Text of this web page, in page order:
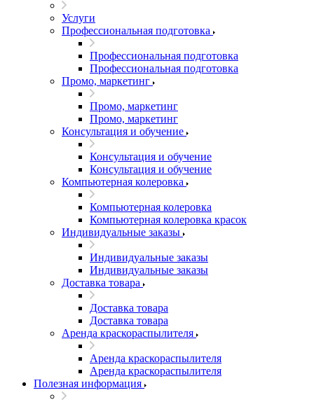
Услуги
Профессиональная подготовка
Профессиональная подготовка
Профессиональная подготовка
Промо, маркетинг
Промо, маркетинг
Промо, маркетинг
Консультация и обучение
Консультация и обучение
Консультация и обучение
Компьютерная колеровка
Компьютерная колеровка
Компьютерная колеровка красок
Индивидуальные заказы
Индивидуальные заказы
Индивидуальные заказы
Доставка товара
Доставка товара
Доставка товара
Аренда краскораспылителя
Аренда краскораспылителя
Аренда краскораспылителя
Полезная информация